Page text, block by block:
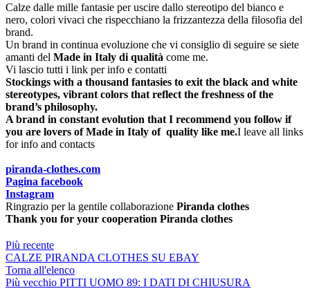
Calze dalle mille fantasie per uscire dallo stereotipo del bianco e
nero, colori vivaci che rispecchiano la frizzantezza della filosofia del
brand.
Un brand in continua evoluzione che vi consiglio di seguire se siete
amanti del Made in Italy di qualità come me.
Vi lascio tutti i link per info e contatti
Stockings with a thousand fantasies to exit the black and white
stereotypes, vibrant colors that reflect the freshness ofthe
brand’s philosophy.
A brand in constant evolution that I recommend you follow if
you are lovers of Made in Italy of quality like me.I leave all links
for info and contacts
piranda-clothes.com
Pagina facebook
Instagram
Ringrazio per la gentile collaborazione Piranda clothes
Thank you for your cooperation Piranda clothes
Più recente
CALZE PIRANDA CLOTHES SU EBAY
Torna all'elenco
Più vecchio PITTI UOMO 89: I DATI DI CHIUSURA